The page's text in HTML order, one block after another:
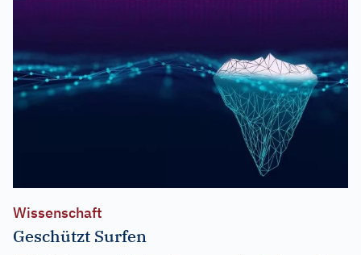
Wissenschaft
Geschützt Surfen